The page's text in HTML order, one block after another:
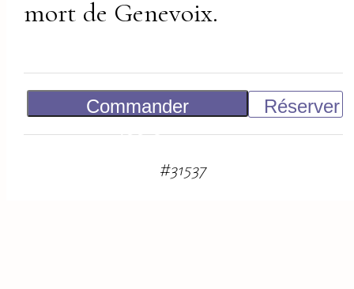
mort de Genevoix.
Commander
Réserver
#31537